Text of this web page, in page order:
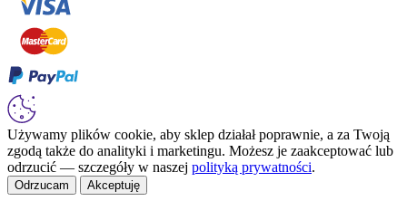
Używamy plików cookie, aby sklep działał poprawnie, a za Twoją
zgodą także do analityki i marketingu. Możesz je zaakceptować lub
odrzucić — szczegóły w naszej polityką prywatności.
Odrzucam Akceptuję